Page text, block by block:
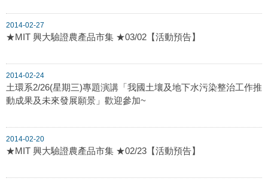
2014-02-27
★MIT 興大驗證農產品市集 ★03/02【活動預告】
2014-02-24
土環系2/26(星期三)專題演講「我國土壤及地下水污染整治工作推
動成果及未來發展願景」歡迎參加~
2014-02-20
★MIT 興大驗證農產品市集 ★02/23【活動預告】